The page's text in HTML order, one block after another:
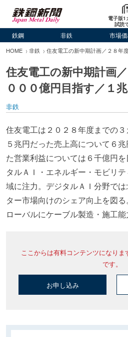
電子版1
試読
鉄鋼 非鉄 市場
HOME 非鉄 住友電工の新中期計画／２８年
住友電工の新中期計画
０００億円目指す／１
非鉄
住友電工は２０２８年度までの
５兆円だった売上高について６
た営業利益については６千億円
タルＡＩ・エネルギー・モビリ
域に注力。デジタルＡＩ分野で
ター市場向けのシェア向上を図
ローバルにケーブル製造・施工能
ここからは有料コンテンツになり
です。
お申し込み